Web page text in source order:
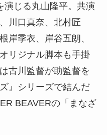
演じる丸山隆平。共演
川口真奈、北村匠
岸季衣、岸谷五朗、
リジナル脚本も手掛
古川監督が助監督を
』シリーズで結んだ
BEAVERの「まなざ